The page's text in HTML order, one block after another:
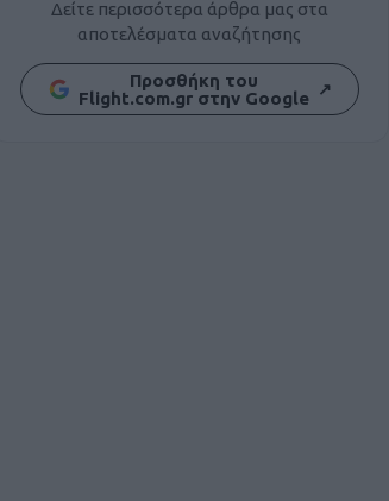
Δείτε περισσότερα άρθρα μας στα
αποτελέσματα αναζήτησης
Προσθήκη του
Flight.com.gr στην Google ↗